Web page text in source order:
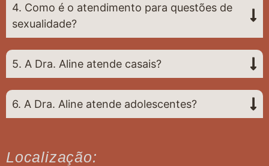
4. Como é o atendimento para questões de
sexualidade?
5. A Dra. Aline atende casais?
6. A Dra. Aline atende adolescentes?
Localização: